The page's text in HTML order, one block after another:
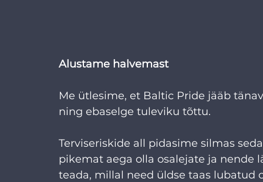
Alustame halvemast
Me ütlesime, et Baltic Pride jääb
ning ebaselge tuleviku tõttu.
Terviseriskide all pidasime silmas
pikemat aega olla osalejate ja nende
teada, millal need üldse taas lubatud